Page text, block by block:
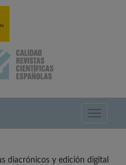
Toggle
diacrónicos y edición digital